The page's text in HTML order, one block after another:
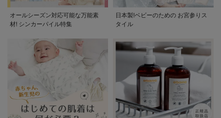
オールシーズン対応可能な万能素
材! シンカーパイル特集
日本製!ベビーのための お宮参りス
タイル